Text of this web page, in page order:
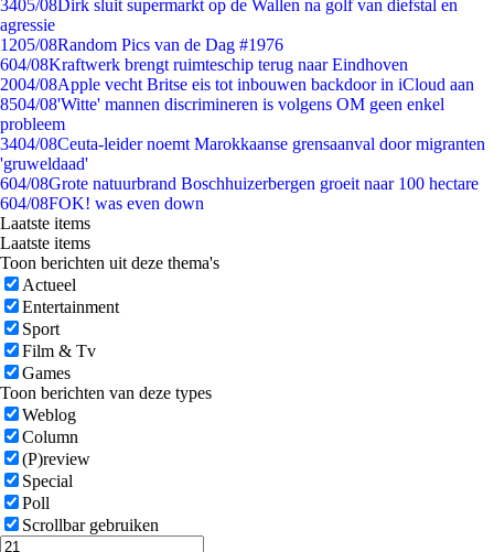
3405/08Dirk sluit supermarkt op de Wallen na golf van diefstal en
agressie
1205/08Random Pics van de Dag #1976
604/08Kraftwerk brengt ruimteschip terug naar Eindhoven
2004/08Apple vecht Britse eis tot inbouwen backdoor in iCloud aan
8504/08'Witte' mannen discrimineren is volgens OM geen enkel
probleem
3404/08Ceuta-leider noemt Marokkaanse grensaanval door migranten
'gruweldaad'
604/08Grote natuurbrand Boschhuizerbergen groeit naar 100 hectare
604/08FOK! was even down
Laatste items
Laatste items
Toon berichten uit deze thema's
Actueel
Entertainment
Sport
Film & Tv
Games
Toon berichten van deze types
Weblog
Column
(P)review
Special
Poll
Scrollbar gebruiken